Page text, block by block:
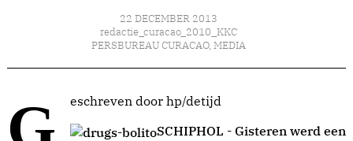
22 DECEMBER 2013
redactie_curacao_2010_KKC
PERSBUREAU CURACAO, MEDIA
Geschreven door hp/detijd
SCHIPHOL - Gisteren werd een